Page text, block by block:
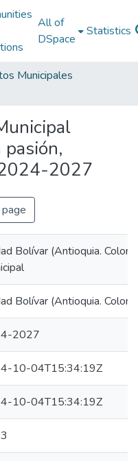
All of
DSpace
Statistics
Municipales
pasión,
2027
Bolívar (Antioquia.
Bolívar (Antioquia.
2027
10-04T15:34:19Z
10-04T15:34:19Z